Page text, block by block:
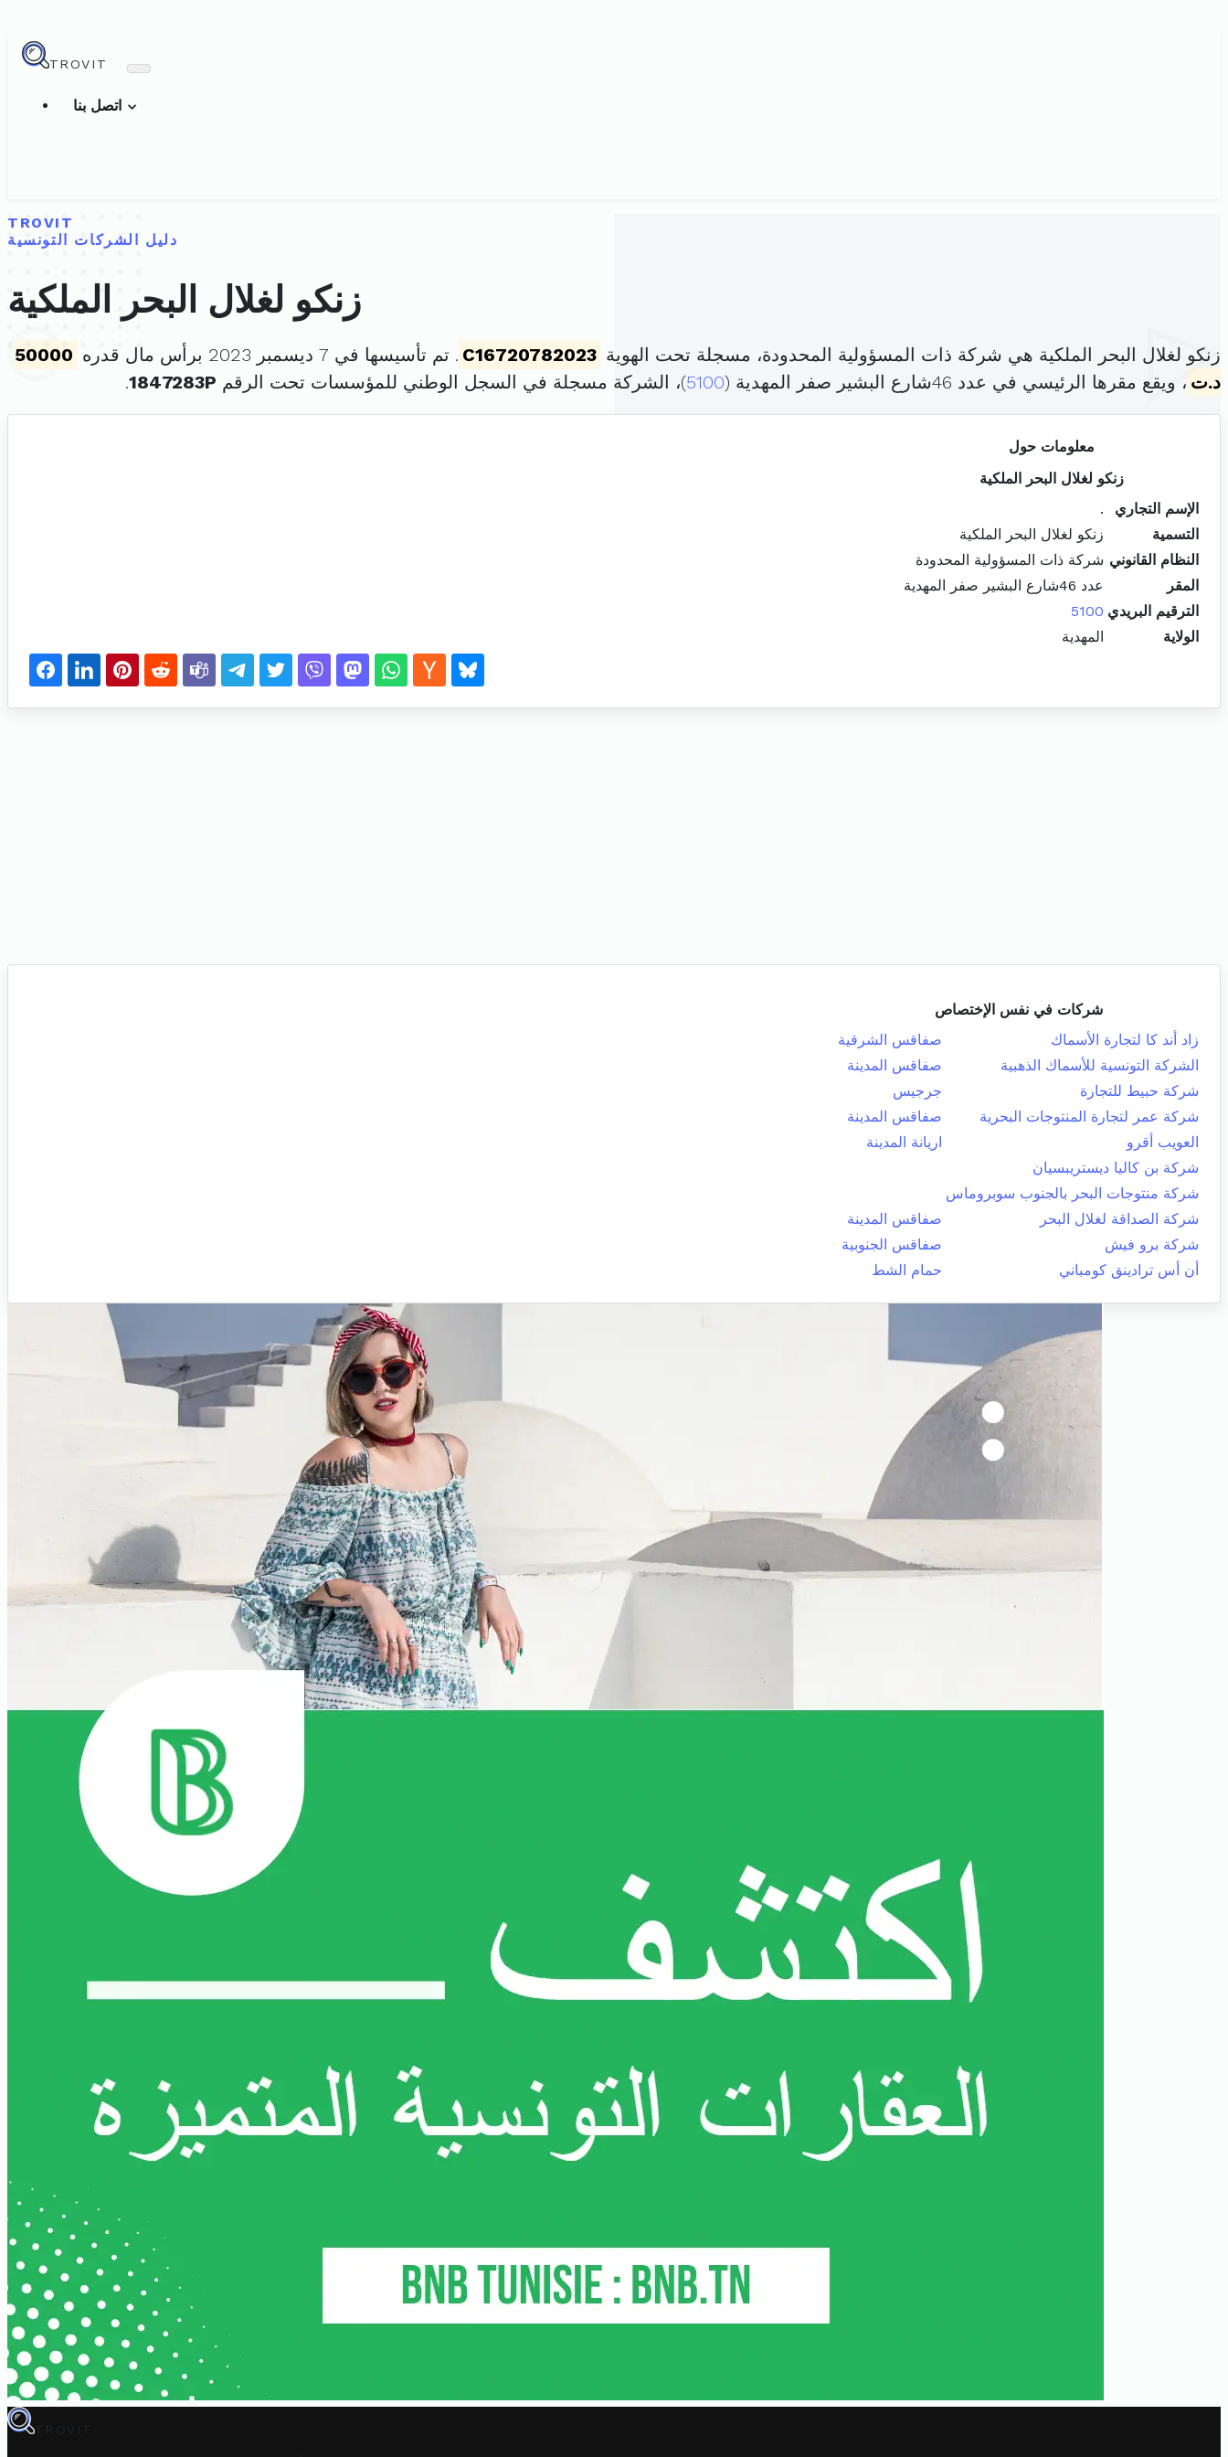
TROVIT
TROVIT
دليل الشركات التونسية
زنكو لغلال البحر الملكية
زنكو لغلال البحر الملكية هي شركة ذات المسؤولية المحدودة، مسجلة تحت الهوية C16720782023 . تم تأسيسها في 7 ديسمبر 2023 برأس مال قدره
50000
د.ت ، ويقع مقرها الرئيسي في عدد 46شارع البشير صفر المهدية ( 5100)، الشركة مسجلة في السجل الوطني للمؤسسات تحت الرقم 1847283P
.
معلومات حول
زنكو لغلال البحر الملكية
الإسم التجاري
.
التسمية
زنكو لغلال البحر الملكية
النظام القانوني شركة ذات المسؤولية المحدودة
المقر
عدد 46شارع البشير صفر المهدية
الترقيم البريدي 5100
الولاية
المهدية
شركات في نفس الإختصاص
زاد أند كا لتجارة الأسماك
صفاقس الشرقية
الشركة التونسية للأسماك الذهبية
صفاقس المدينة
شركة حبيط للتجارة
جرجيس
شركة عمر لتجارة المنتوجات البحرية
صفاقس المدينة
العويب أقرو
اريانة المدينة
شركة بن كاليا ديستريبسيان
شركة منتوجات البحر بالجنوب سوبروماس
شركة الصداقة لغلال البحر
صفاقس المدينة
شركة برو فيش
صفاقس الجنوبية
أن أس ترادينق كومباني
حمام الشط
TROVIT